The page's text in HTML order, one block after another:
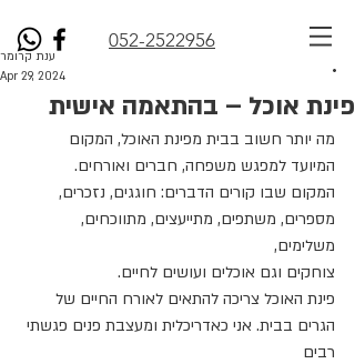
052-2522956
פינת אוכל – בהתאמה אישית
ענת קרומר
Apr 29, 2024
מה יותר חשוב בבית מפינת האוכל, המקום
המיועד למפגש משפחה, חברים ואורחים.
המקום שבו קורים הדברים: חוגגים, נזכרים,
מספרים, משתפים, מתייעצים, מתווכחים,
משלימים,
צוחקים וגם אוכלים ועושים לחיים.
פינת האוכל צריכה להתאים לאורח החיים של
הגרים בבית. אני כאדריכלית ומעצבת פנים פגשתי
רבים